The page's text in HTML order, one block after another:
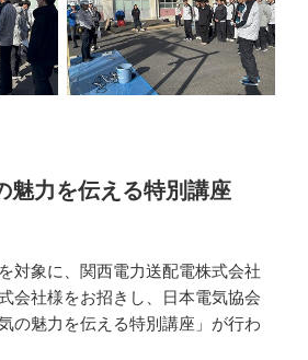
力を伝える特別講座
対象に、関西電力送配電株式会社
会社様をお招きし、日本電気協会
の魅力を伝える特別講座」が行わ